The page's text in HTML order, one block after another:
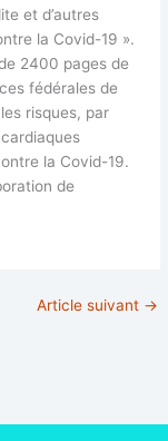
et d’autres
la Covid-19 ».
2400 pages de
fédérales de
risques, par
la Covid-19.
de
Article suivant →